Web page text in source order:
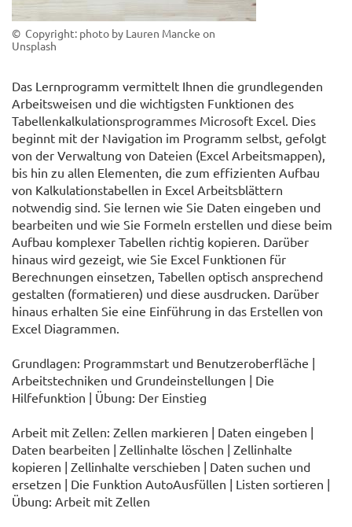
© Copyright: photo by Lauren Mancke on
Unsplash
Das Lernprogramm vermittelt Ihnen die grundlegenden
Arbeitsweisen und die wichtigsten Funktionen des
Tabellenkalkulationsprogrammes Microsoft Excel. Dies
beginnt mit der Navigation im Programm selbst, gefolgt
von der Verwaltung von Dateien (Excel Arbeitsmappen),
bis hin zu allen Elementen, die zum effizienten Aufbau
von Kalkulationstabellen in Excel Arbeitsblättern
notwendig sind. Sie lernen wie Sie Daten eingeben und
bearbeiten und wie Sie Formeln erstellen und diese beim
Aufbau komplexer Tabellen richtig kopieren. Darüber
hinaus wird gezeigt, wie Sie Excel Funktionen für
Berechnungen einsetzen, Tabellen optisch ansprechend
gestalten (formatieren) und diese ausdrucken. Darüber
hinaus erhalten Sie eine Einführung in das Erstellen von
Excel Diagrammen.
Grundlagen: Programmstart und Benutzeroberfläche |
Arbeitstechniken und Grundeinstellungen | Die
Hilfefunktion | Übung: Der Einstieg
Arbeit mit Zellen: Zellen markieren | Daten eingeben |
Daten bearbeiten | Zellinhalte löschen | Zellinhalte
kopieren | Zellinhalte verschieben | Daten suchen und
ersetzen | Die Funktion AutoAusfüllen | Listen sortieren |
Übung: Arbeit mit Zellen